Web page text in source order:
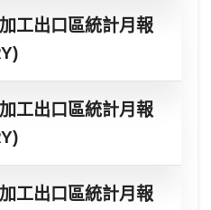
工出口區統計月報
工出口區統計月報
工出口區統計月報